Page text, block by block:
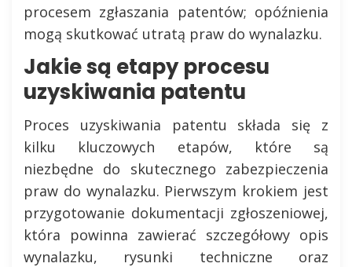
procesem zgłaszania patentów; opóźnienia
mogą skutkować utratą praw do wynalazku.
Jakie są etapy procesu
uzyskiwania patentu
Proces uzyskiwania patentu składa się z
kilku kluczowych etapów, które są
niezbędne do skutecznego zabezpieczenia
praw do wynalazku. Pierwszym krokiem jest
przygotowanie dokumentacji zgłoszeniowej,
która powinna zawierać szczegółowy opis
wynalazku, rysunki techniczne oraz